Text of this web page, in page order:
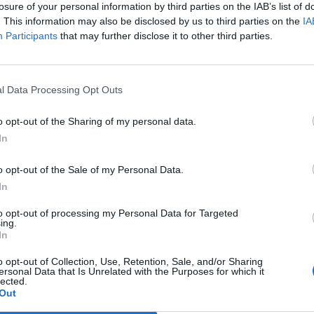
of your personal information by third parties on the IAB’s list of
This information may also be disclosed by us to third parties on the
Participants that may further disclose it to other third parties.
Data Processing Opt Outs
opt-out of the Sharing of my personal data.
opt-out of the Sale of my Personal Data.
opt-out of processing my Personal Data for Targeted
opt-out of Collection, Use, Retention, Sale, and/or Sharing
Data that Is Unrelated with the Purposes for which it
all’altezza della storia del nostro
club»
22 Giu 2026
Finale playoff: l'Antiochense regola il
il sogno Promozione
pressioni ma con la giusta
determinazione»
Siniscola e Sennori in Seconda